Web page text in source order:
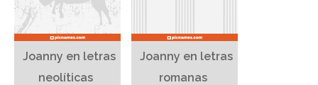
Joanny en letras
neolíticas
Joanny en letras
romanas